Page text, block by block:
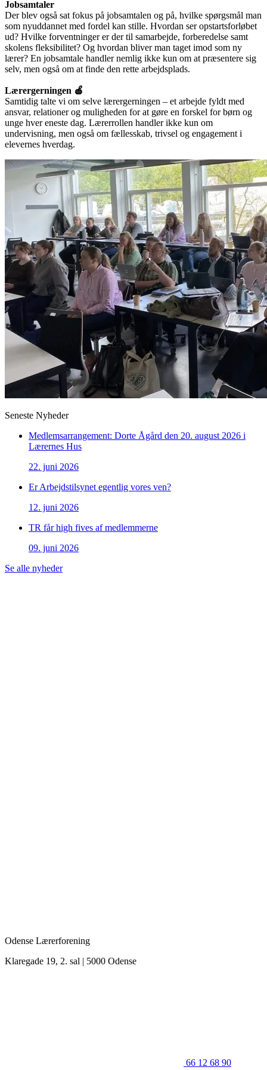
Jobsamtaler
Der blev også sat fokus på jobsamtalen og på, hvilke spørgsmål man
som nyuddannet med fordel kan stille. Hvordan ser opstartsforløbet
ud? Hvilke forventninger er der til samarbejde, forberedelse samt
skolens fleksibilitet? Og hvordan bliver man taget imod som ny
lærer? En jobsamtale handler nemlig ikke kun om at præsentere sig
selv, men også om at finde den rette arbejdsplads.
Lærergerningen 🍎
Samtidig talte vi om selve lærergerningen – et arbejde fyldt med
ansvar, relationer og muligheden for at gøre en forskel for børn og
unge hver eneste dag. Lærerrollen handler ikke kun om
undervisning, men også om fællesskab, trivsel og engagement i
elevernes hverdag.
Seneste Nyheder
Medlemsarrangement: Dorte Ågård den 20. august 2026 i
Lærernes Hus
22. juni 2026
Er Arbejdstilsynet egentlig vores ven?
12. juni 2026
TR får high fives af medlemmerne
09. juni 2026
Se alle nyheder
Odense Lærerforening
Klaregade 19, 2. sal | 5000 Odense
66 12 68 90